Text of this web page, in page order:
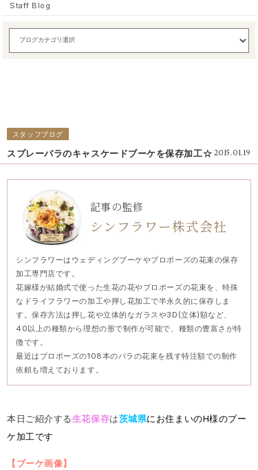
Staff Blog
スタッフブログ
2015.01.19
スプレーバラのキャスケードブーケを保存加工☆
記事の監修
シンフラワー株式会社
シンフラワーはウェディングブーケやプロポーズの花束の保存
加工専門店です。
花嫁様が結婚式で使った生花の花やプロポーズの花束を、特殊
なドライフラワーの加工や押し花加工で半永久的に保存しま
す。保存方法は押し花や立体的なガラスや3D(立体)額など、
40以上の種類から理想の形で制作が可能で、種類の豊富さが特
徴です。
最近はプロポーズの108本のバラの花束を残す特注額での制作
依頼も増えております。
本日ご紹介する生花保存は茨城県にお住まいのH様のブー
ケ加工です
【ブーケ画像】